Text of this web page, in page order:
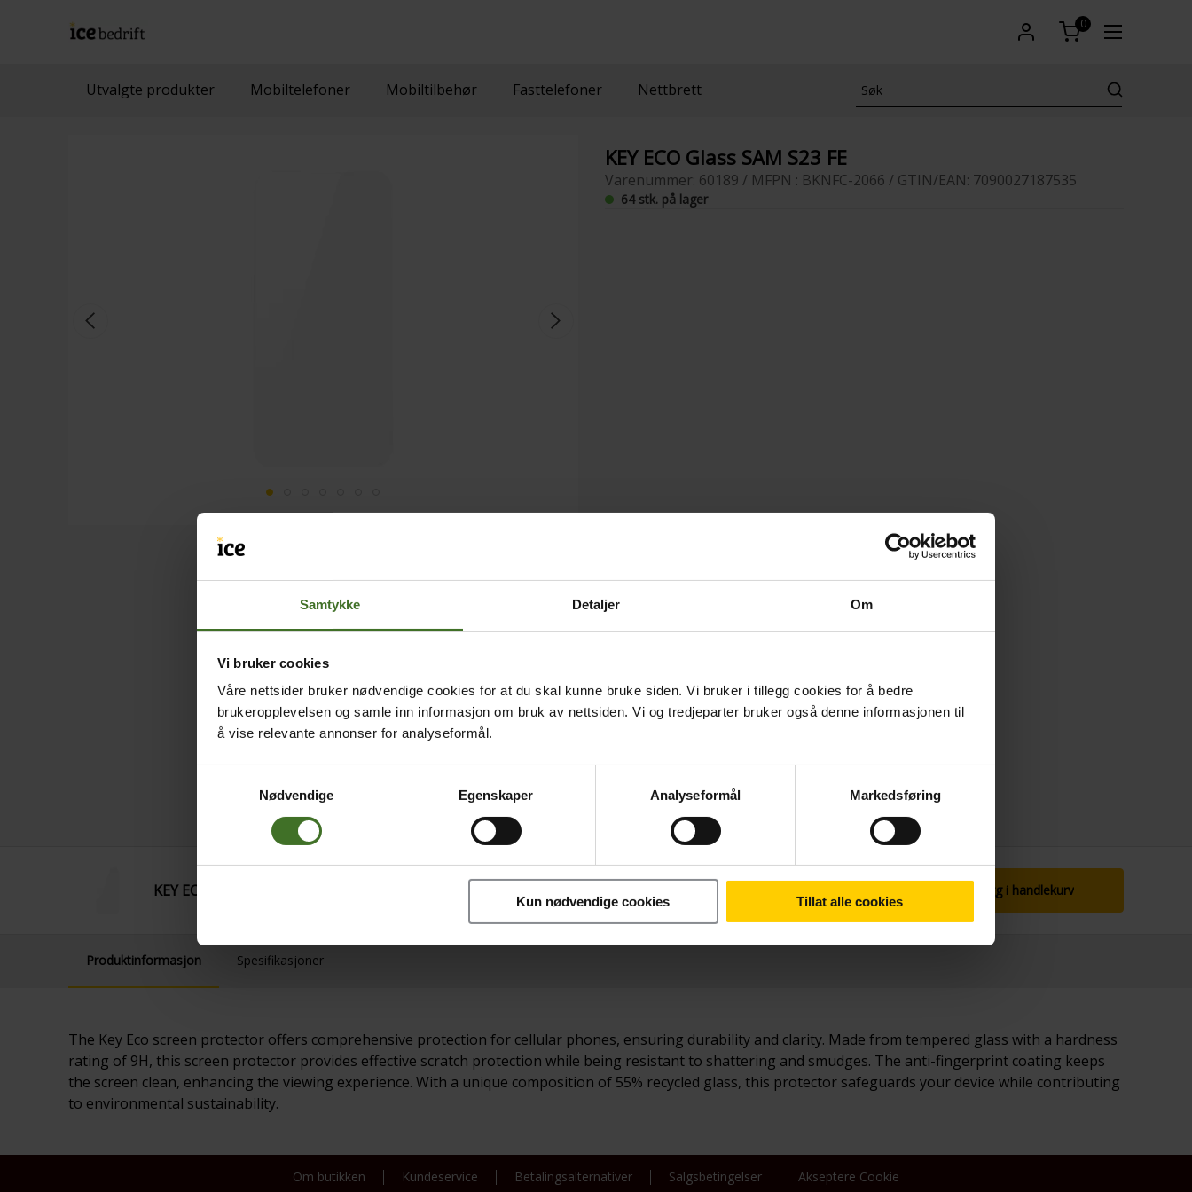
Samtykke Detaljer Om
Vi bruker cookies
Våre nettsider bruker nødvendige cookies for at du skal kunne bruke siden. Vi bruker i tillegg cookies for å bedre
brukeropplevelsen og samle inn informasjon om bruk av nettsiden. Vi og tredjeparter bruker også denne informasjonen til
å vise relevante annonser for analyseformål.
Nødvendige
Egenskaper Analyseformål Markedsføring
Kun nødvendige cookies Tillat alle cookies
0
Utvalgte produkter Mobiltelefoner Mobiltilbehør Fasttelefoner Nettbrett
KEY ECO Glass SAM S23 FE
Varenummer: 60189 / MFPN : BKNFC-2066 / GTIN/EAN: 7090027187535
64 stk. på lager
KEY ECO Glass SAM S23 FE
Betal nå
179,- Legg i handlekurv
Produktinformasjon Spesifikasjoner
The Key Eco screen protector offers comprehensive protection for cellular phones, ensuring durability and clarity. Made from tempered glass with a hardness
rating of 9H, this screen protector provides effective scratch protection while being resistant to shattering and smudges. The anti-fingerprint coating keeps
the screen clean, enhancing the viewing experience. With a unique composition of 55% recycled glass, this protector safeguards your device while contributing
to environmental sustainability.
Om butikken Kundeservice Betalingsalternativer Salgsbetingelser Akseptere Cookie